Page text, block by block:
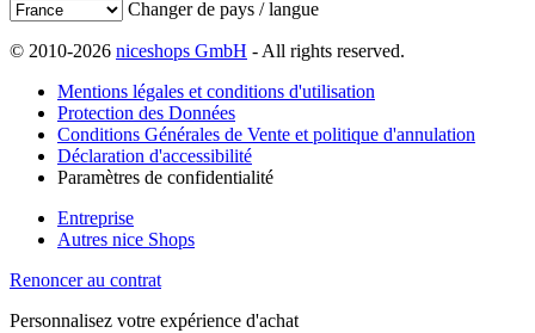
Changer de pays / langue
© 2010-2026 niceshops GmbH - All rights reserved.
Mentions légales et conditions d'utilisation
Protection des Données
Conditions Générales de Vente et politique d'annulation
Déclaration d'accessibilité
Paramètres de confidentialité
Entreprise
Autres nice Shops
Renoncer au contrat
Personnalisez votre expérience d'achat